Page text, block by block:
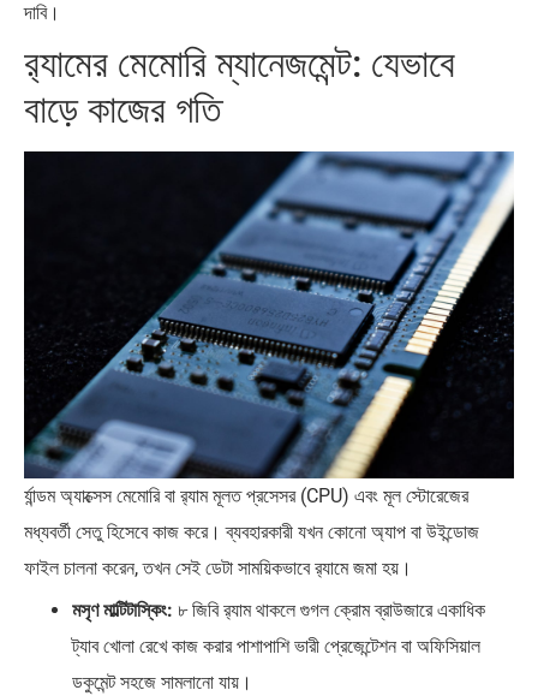
দাবি।
র‍্যামের মেমোরি ম্যানেজমেন্ট: যেভাবে
বাড়ে কাজের গতি
র্যান্ডম অ্যাক্সেস মেমোরি বা র‍্যাম মূলত প্রসেসর (CPU) এবং মূল স্টোরেজের
মধ্যবর্তী সেতু হিসেবে কাজ করে। ব্যবহারকারী যখন কোনো অ্যাপ বা উইন্ডোজ
ফাইল চালনা করেন, তখন সেই ডেটা সাময়িকভাবে র‍্যামে জমা হয়।
মসৃণ মাল্টিটাস্কিং: ৮ জিবি র‍্যাম থাকলে গুগল ক্রোম ব্রাউজারে একাধিক
ট্যাব খোলা রেখে কাজ করার পাশাপাশি ভারী প্রেজেন্টেশন বা অফিসিয়াল
ডকুমেন্ট সহজে সামলানো যায়।